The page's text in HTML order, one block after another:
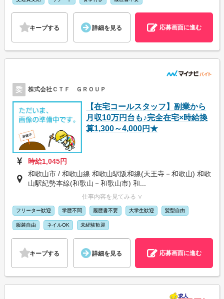
キープする 詳細を見る 応募画面に進む
委 株式会社ＣＴＦ ＧＲＯＵＰ
【在宅コールスタッフ】副業から
月収10万円台も♪完全在宅×時給換
算1,300～4,000円★
時給1,045円
和歌山市 / 和歌山線 和歌山駅阪和線(天王寺－和歌山) 和歌
山駅紀勢本線(和歌山－和歌山市) 和...
仕事内容を見てみる ∨
フリーター歓迎 学歴不問 履歴書不要 大学生歓迎 髪型自由
服装自由 ネイルOK 未経験歓迎
キープする 詳細を見る 応募画面に進む